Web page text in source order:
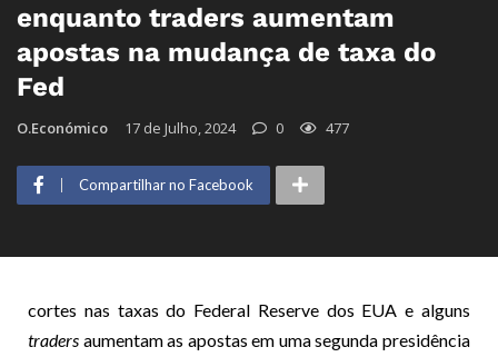
enquanto traders aumentam
apostas na mudança de taxa do
Fed
O.Económico 17 de Julho, 2024 0 477
Compartilhar no Facebook
cortes nas taxas do Federal Reserve dos EUA e alguns
traders aumentam as apostas em uma segunda presidência